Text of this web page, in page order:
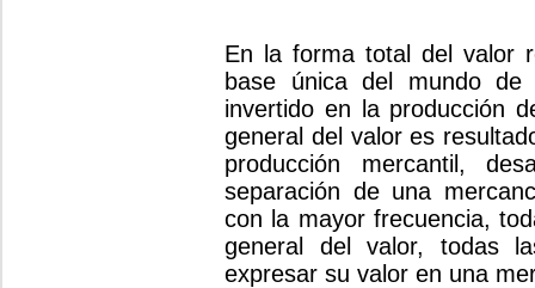
En la forma total del valor
base única del mundo
invertido en la producción
general del valor es
producción mercantil,
separación de una
con la mayor frecuencia,
general del valor, todas
expresar su valor en una